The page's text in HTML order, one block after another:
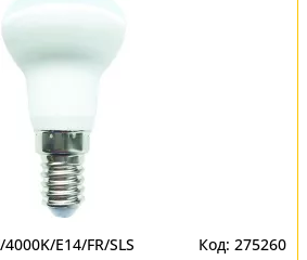
E14/FR/SLS 275260